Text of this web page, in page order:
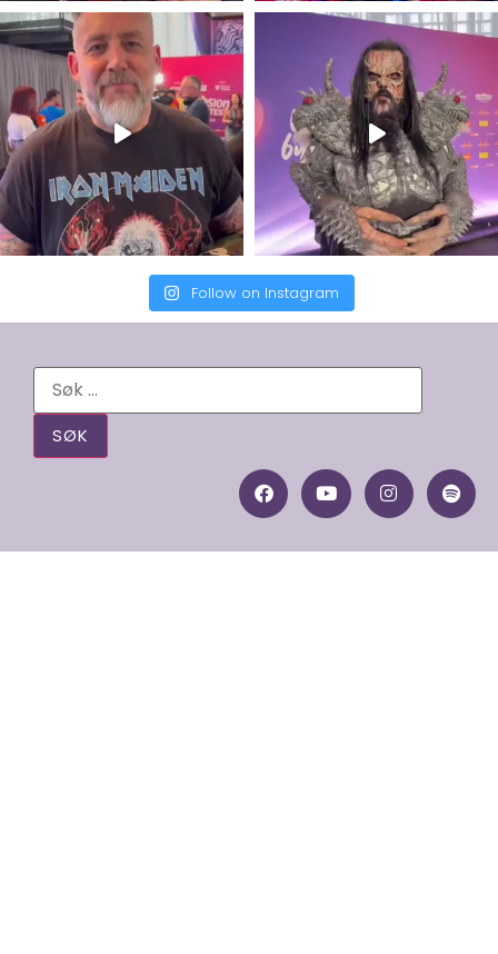
Follow on Instagram